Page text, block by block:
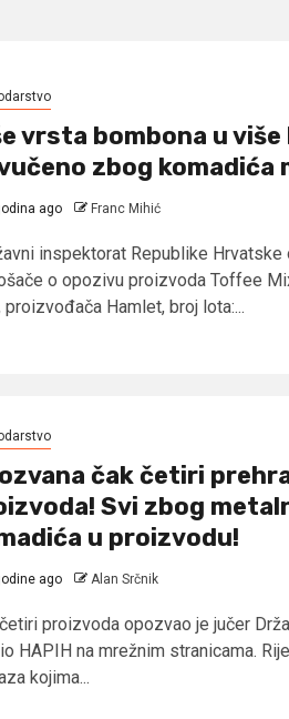
vrsta bombona u više
zbog komadića
ago Franc Mihić
inspektorat Republike Hrvatske
o opozivu proizvoda Toffee
proizvođača Hamlet, broj lota:...
čak četiri
Svi zbog
u proizvodu!
ago Alan Srčnik
proizvoda opozvao je jučer
HAPIH na mrežnim stranicama.
kojima...